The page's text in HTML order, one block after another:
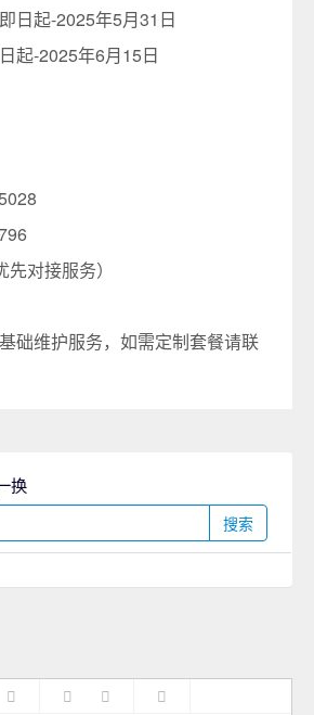
日起-2025年5月31日
起-2025年6月15日
先对接服务）
础维护服务，如需定制套餐请联
换
搜索